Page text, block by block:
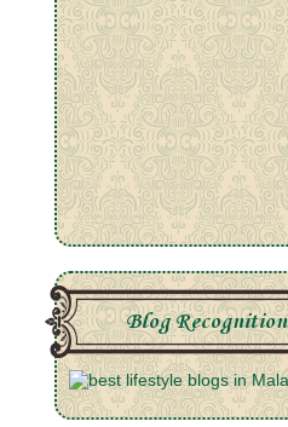
Blog Recognition